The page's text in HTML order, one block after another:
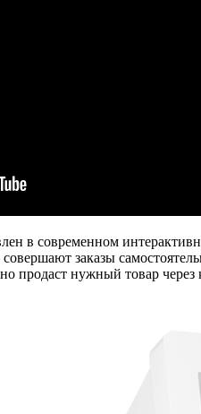
в современном
заказы
продаст нужный товар через